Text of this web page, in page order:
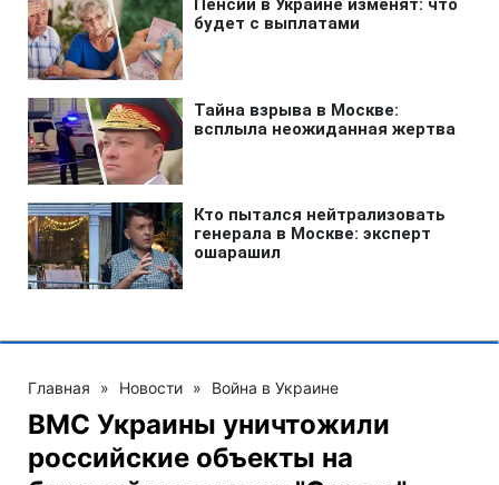
Главная » Новости » Война в Украине
ВМС Украины уничтожили
российские объекты на